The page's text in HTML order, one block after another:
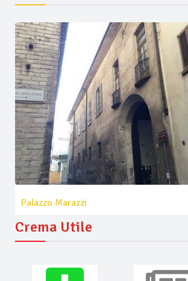
Palazzo Marazzi
Crema Utile